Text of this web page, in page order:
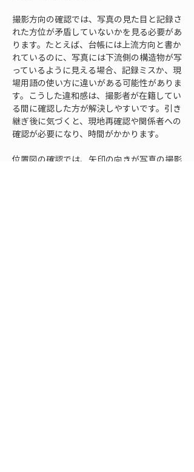
撮影方向の確認では、写真の見た目と記録さ
れた方位が矛盾していないかを見る必要があ
ります。たとえば、台帳には上流方向と書か
れているのに、写真には下流側の構造物が写
っているように見える場合、記録ミスか、現
場用語の使い方に違いがある可能性がありま
す。こうした違和感は、撮影者が在籍してい
る間に確認した方が解決しやすいです。引き
継ぎ後に気づくと、現地再確認や関係者への
確認が必要になり、時間がかかります。
位置図の確認では、矢印の向きが写真の撮影